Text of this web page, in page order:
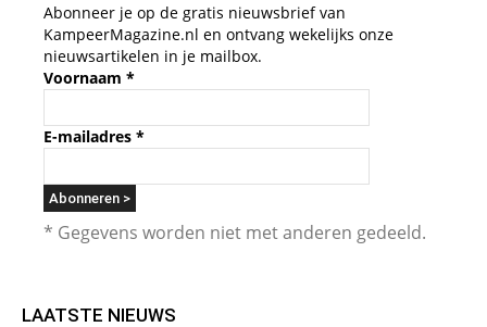
Abonneer je op de gratis nieuwsbrief van
KampeerMagazine.nl en ontvang wekelijks onze
nieuwsartikelen in je mailbox.
Voornaam *
E-mailadres *
* Gegevens worden niet met anderen gedeeld.
LAATSTE NIEUWS